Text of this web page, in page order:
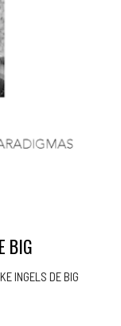
BIG
INGELS DE BIG